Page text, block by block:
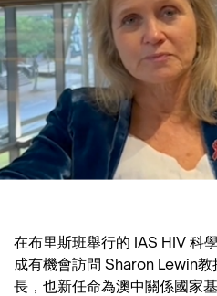
在布里斯班舉行的 IAS HIV 科
成有機會訪問 Sharon Lewin
長，也新任命為澳中關係國家